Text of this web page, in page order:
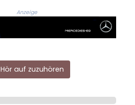
Anzeige
Hör auf zuzuhören